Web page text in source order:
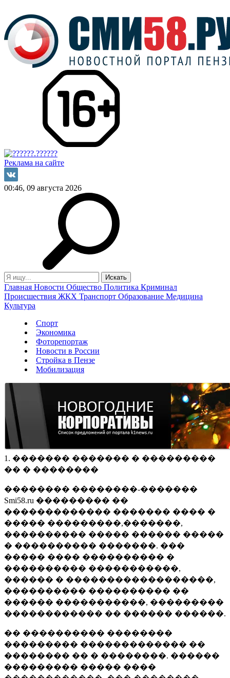
Реклама на сайте
00:46, 09 августа 2026
Главная Новости Общество Политика Криминал
Происшествия ЖКХ Транспорт Образование Медицина
Культура
Спорт
Экономика
Фоторепортаж
Новости в России
Стройка в Пензе
Мобилизация
1. ������� ������� � ���������
�� � ��������
�������� ��������-�������
Smi58.ru ��������� ��
������������� ������� ���� �
����� ���������,�������,
���������� ����� ������ �����
� ���������� �������. ���
����� ���� ���������� �
���������� �����������,
������ � ������������������,
���������� ���������� ��
������ �����������, ���������
������������ �� ������ ������.
�� ���������� ��������
��������� ������������� ��
�������� �� � ��������. ������
��������� ����� ����